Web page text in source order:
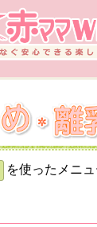
を使ったメニ